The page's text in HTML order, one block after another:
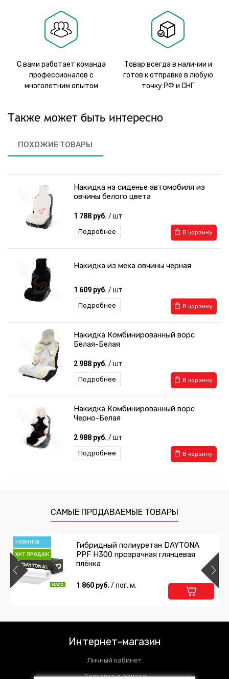
С вами работает команда
профессионалов с
многолетним опытом
Товар всегда в наличии и
готов к отправке в любую
точку РФ и СНГ
Также может быть интересно
ПОХОЖИЕ ТОВАРЫ
Накидка на сиденье автомобиля из
овчины белого цвета
1 788 руб. / шт
В корзину
Подробнее
Накидка из меха овчины черная
1 609 руб. / шт
В корзину
Подробнее
Накидка Комбинированный ворс
Белая-Белая
2 988 руб. / шт
В корзину
Подробнее
Накидка Комбинированный ворс
Черно-Белая
2 988 руб. / шт
В корзину
Подробнее
2 318 руб./ шт
САМЫЕ ПРОДАВАЕМЫЕ ТОВАРЫ
НОВИНКА
ХИТ ПРОДАЖ
Гибридный полиуретан DAYTONA
PPF H300 прозрачная глянцевая
плёнка
1 860 руб. / пог. м.
Интернет-магазин
Личный кабинет
Доставка и оплата